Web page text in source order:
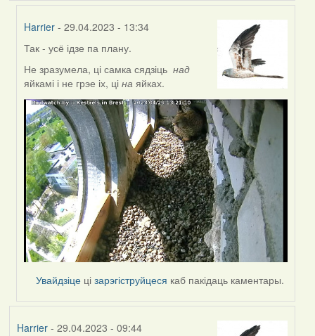
Harrier - 29.04.2023 - 13:34
In
reply
to
by
Lighty
Так - усё ідзе па плану.
Не зразумела, ці самка сядзіцьнад
яйкамі і не грэе іх, ціна яйках.
Увайдзіце цізарэгіструйцеся каб пакідаць каментары.
Harrier- 29.04.2023 - 09:44